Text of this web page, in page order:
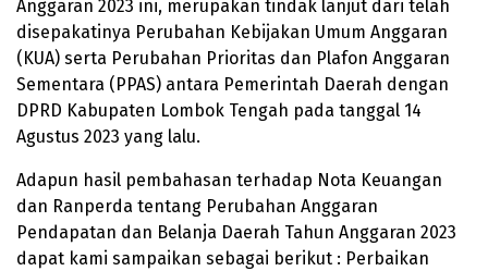
Anggaran 2023 ini, merupakan tindak lanjut dari telah
disepakatinya Perubahan Kebijakan Umum Anggaran
(KUA) serta Perubahan Prioritas dan Plafon Anggaran
Sementara (PPAS) antara Pemerintah Daerah dengan
DPRD Kabupaten Lombok Tengah pada tanggal 14
Agustus 2023 yang lalu.
Adapun hasil pembahasan terhadap Nota Keuangan
dan Ranperda tentang Perubahan Anggaran
Pendapatan dan Belanja Daerah Tahun Anggaran 2023
dapat kami sampaikan sebagai berikut : Perbaikan